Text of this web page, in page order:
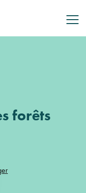
forêts